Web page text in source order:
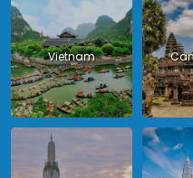
Vietnam